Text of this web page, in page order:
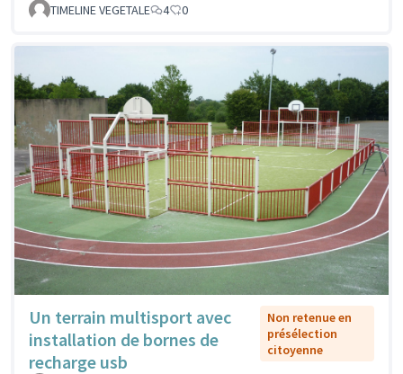
TIMELINE VEGETALE
4 0
Un terrain multisport avec
installation de bornes de
recharge usb
Non retenue en
présélection
citoyenne